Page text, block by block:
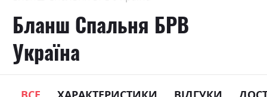
Бланш Спальня БРВ
Україна